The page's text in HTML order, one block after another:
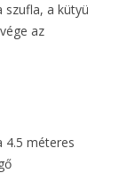
szufla, a kütyü
az
4.5 méteres